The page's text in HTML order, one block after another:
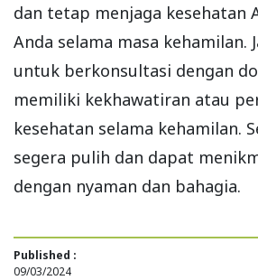
dan tetap menjaga kesehatan
Anda selama masa kehamilan.
untuk berkonsultasi dengan
memiliki kekhawatiran atau
kesehatan selama kehamilan.
segera pulih dan dapat
dengan nyaman dan bahagia.
Published :
09/03/2024